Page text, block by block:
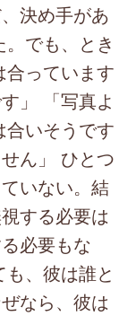
決め手があ
でも、とき
っています
」 「写真よ
合いそうです
ん」 ひとつ
いない。結
する必要は
必要もな
、彼は誰と
なら、彼は